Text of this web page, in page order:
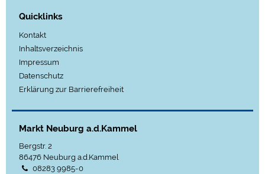
Quicklinks
Kontakt
Inhaltsverzeichnis
Impressum
Datenschutz
Erklärung zur Barrierefreiheit
Markt Neuburg a.d.Kammel
Bergstr. 2
86476 Neuburg a.d.Kammel
08283 9985-0